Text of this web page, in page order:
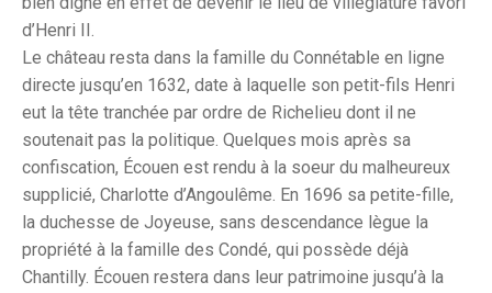
d’Henri II.
Le château resta dans la famille du Connétable en ligne
directe jusqu’en 1632, date à laquelle son petit-fils Henri
eut la tête tranchée par ordre de Richelieu dont il ne
soutenait pas la politique. Quelques mois après sa
confiscation, Écouen est rendu à la soeur du malheureux
supplicié, Charlotte d’Angoulême. En 1696 sa petite-fille,
la duchesse de Joyeuse, sans descendance lègue la
propriété à la famille des Condé, qui possède déjà
Chantilly. Écouen restera dans leur patrimoine jusqu’à la